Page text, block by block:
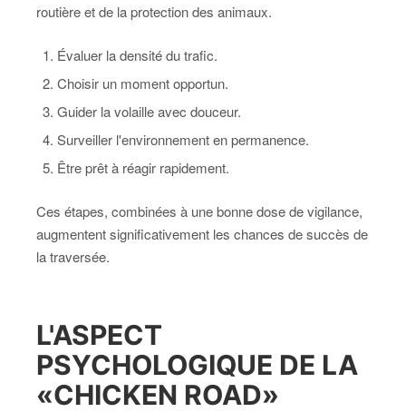
routière et de la protection des animaux.
Évaluer la densité du trafic.
Choisir un moment opportun.
Guider la volaille avec douceur.
Surveiller l'environnement en permanence.
Être prêt à réagir rapidement.
Ces étapes, combinées à une bonne dose de vigilance,
augmentent significativement les chances de succès de
la traversée.
L'ASPECT
PSYCHOLOGIQUE DE LA
«CHICKEN ROAD»